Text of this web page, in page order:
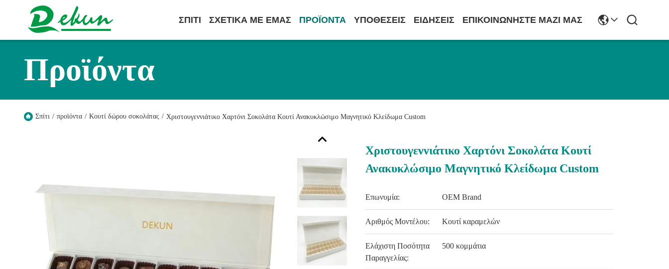
ΣΠΊΤΙ ΣΧΕΤΙΚΆ ΜΕ ΕΜΆΣ ΠΡΟΪΌΝΤΑ ΥΠΟΘΈΣΕΙΣ ΕΙΔΉΣΕΙΣ ΕΠΙΚΟΙΝΩΝΉΣΤΕ ΜΑΖΊ ΜΑΣ
Προϊόντα
Σπίτι / προϊόντα / Κουτί δώρου σοκολάτας / Χριστουγεννιάτικο Χαρτόνι Σοκολάτα Κουτί Ανακυκλώσιμο Μαγνητικό Κλείδωμα Custom
Χριστουγεννιάτικο Χαρτόνι Σοκολάτα Κουτί
Ανακυκλώσιμο Μαγνητικό Κλείδωμα Custom
Επωνυμία: OEM Brand
Αριθμός Μοντέλου: Κουτί καραμελών
Ελάχιστη Ποσότητα
Παραγγελίας:
500 κομμάτια